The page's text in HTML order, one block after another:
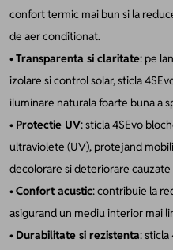
confort termic mai bun si la
de aer conditionat.
•Transparenta si claritate: pe
izolare si control solar, sticla
iluminare naturala foarte buna a
• Protectie UV: sticla 4SEvo
ultraviolete (UV), protejand
decolorare si deteriorare
•Confort acustic: contribuie la
asigurand un mediu interior mai
• Durabilitate si rezistenta: sticla